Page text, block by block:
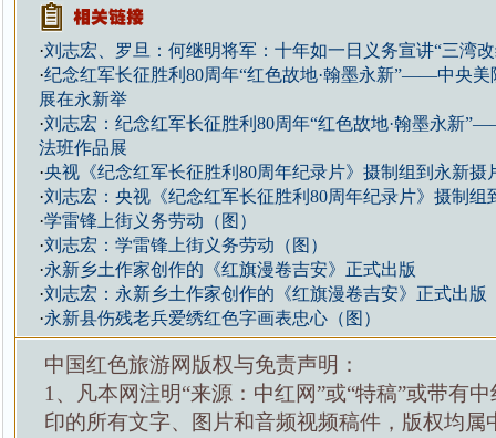
·刘志宏、罗旦：何继明将军：十年如一日义务宣讲“三湾
·纪念红军长征胜利80周年“红色故地·翰墨永新”——中央美
展在永新举
·刘志宏：纪念红军长征胜利80周年“红色故地·翰墨永新
法班作品展
·央视《纪念红军长征胜利80周年纪录片》摄制组到永新摄
·刘志宏：央视《纪念红军长征胜利80周年纪录片》摄制组
·学雷锋上街义务劳动（图）
·刘志宏：学雷锋上街义务劳动（图）
·永新乡土作家创作的《红旗漫卷吉安》正式出版
·刘志宏：永新乡土作家创作的《红旗漫卷吉安》正式出版
·永新县伤残老兵爱绣红色字画表忠心（图）
中国红色旅游网版权与免责声明：
1、凡本网注明“来源：中红网”或“特稿”或带有
印的所有文字、图片和音频视频稿件，版权均属